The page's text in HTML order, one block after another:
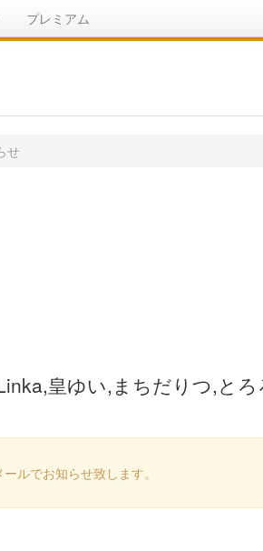
プレミアム
せ
皇ゆい,まちだりつ,とろ
ルでお知らせ致します。